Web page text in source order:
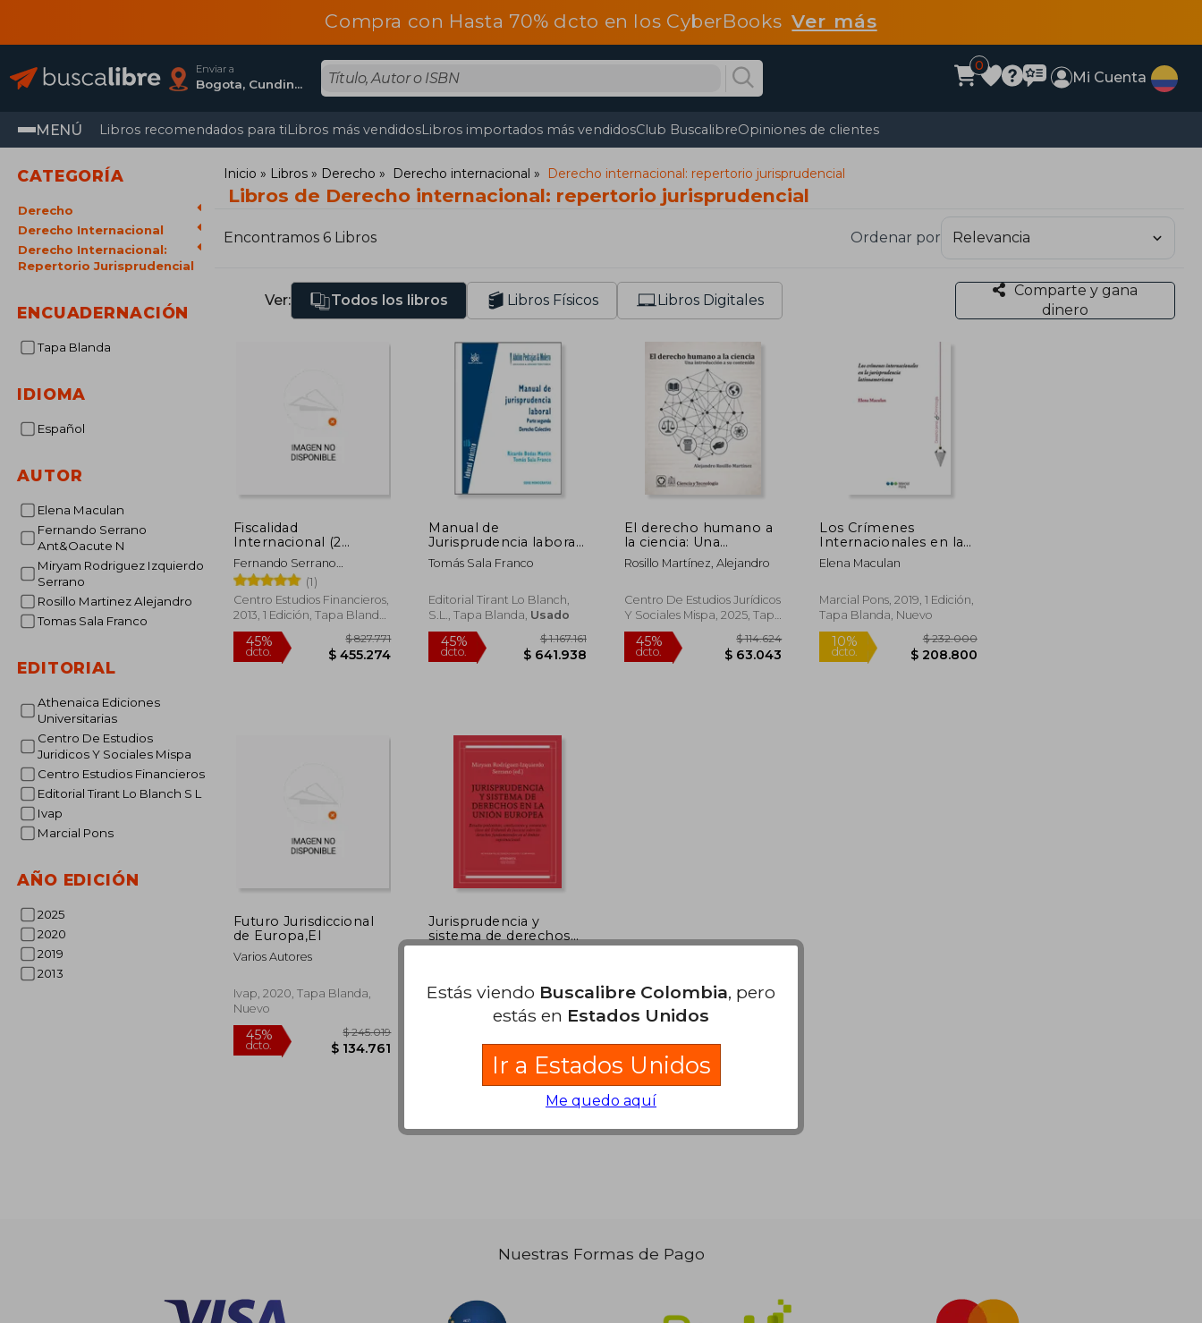
Compra con Hasta 70% dcto en los CyberBooksVer más
Enviar a
Bogota, Cundinamarca
0
Mi Cuenta
MENÚ Libros recomendados para tiLibros más vendidosLibros importados más vendidosClub BuscalibreOpiniones de clientes
CATEGORÍA
Derecho
Derecho Internacional
Derecho Internacional:
Repertorio Jurisprudencial
ENCUADERNACIÓN
Tapa Blanda
IDIOMA
Español
AUTOR
Elena Maculan
Fernando Serrano
Ant&Oacute N
Miryam Rodriguez Izquierdo
Serrano
Rosillo Martinez Alejandro
Tomas Sala Franco
EDITORIAL
Athenaica Ediciones
Universitarias
Centro De Estudios
Juridicos Y Sociales Mispa
Centro Estudios Financieros
Editorial Tirant Lo Blanch S L
Ivap
Marcial Pons
AÑO EDICIÓN
2025
2020
2019
2013
Inicio Libros Derecho Derecho internacional Derecho internacional: repertorio jurisprudencial
Libros de Derecho internacional: repertorio jurisprudencial
Encontramos 6 Libros Ordenar por
Ver: Todos los libros Libros Físicos Libros Digitales
Comparte y gana
dinero
Fiscalidad
Internacional (2
Volúmenes) (Fiscalidad
Internacional (Obra
Completa))
Fernando Serrano
Ant&Oacute;N
(1)
Centro Estudios Financieros,
2013, 1 Edición, Tapa Blanda,
Nuevo
Manual de
Jurisprudencia laboral
Parte segunda
Derecho colectivo
Monografías)
Tomás Sala Franco
Editorial Tirant Lo Blanch,
S.L., Tapa Blanda, Usado
El derecho humano a
la ciencia: Una
introducción a su
contenido
Rosillo Martínez, Alejandro
Centro De Estudios Jurídicos
Y Sociales Mispa, 2025, Tapa
Blanda, Nuevo
Los Crímenes
Internacionales en la
Jurisprudencia
Latinoamericana
Elena Maculan
Marcial Pons, 2019, 1 Edición,
Tapa Blanda, Nuevo
Futuro Jurisdiccional
de Europa,El
Varios Autores
Ivap, 2020, Tapa Blanda,
Nuevo
Jurisprudencia y
sistema de derechos
en la Unión Europea
Athenaica Ediciones
Universitarias, Tapa Blanda,
Nuestras Formas de Pago
Estás viendo Buscalibre Colombia, pero
estás en Estados Unidos
Ir a Estados Unidos
Me quedo aquí